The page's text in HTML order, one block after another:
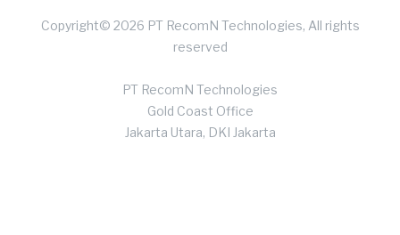
Copyright© 2026 PT RecomN Technologies, All rights
reserved
PT RecomN Technologies
Gold Coast Office
Jakarta Utara, DKI Jakarta